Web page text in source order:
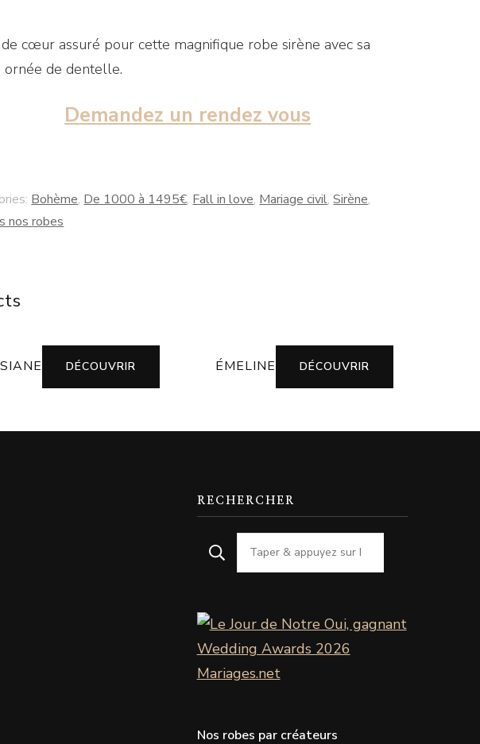
cœur assuré pour cette magnifique robe sirène avec sa
ornée de dentelle.
Demandez un rendez vous
Bohème, De 1000 à 1495€, Fall in love, Mariage civil,Sirène,
nos robes
DÉCOUVRIR ÉMELINE DÉCOUVRIR
RECHERCHER
Nos robes par créateurs